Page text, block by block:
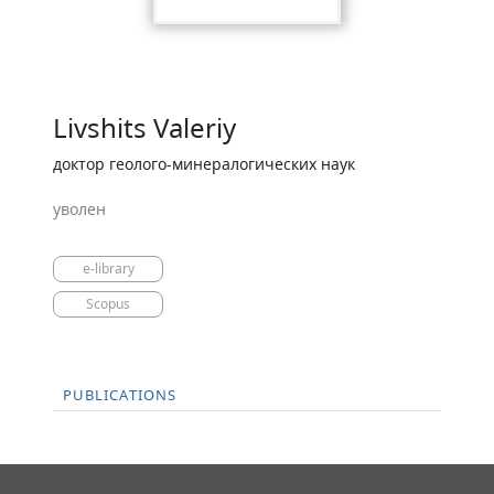
Livshits Valeriy
доктор геолого-минералогических наук
уволен
e-library
Scopus
PUBLICATIONS